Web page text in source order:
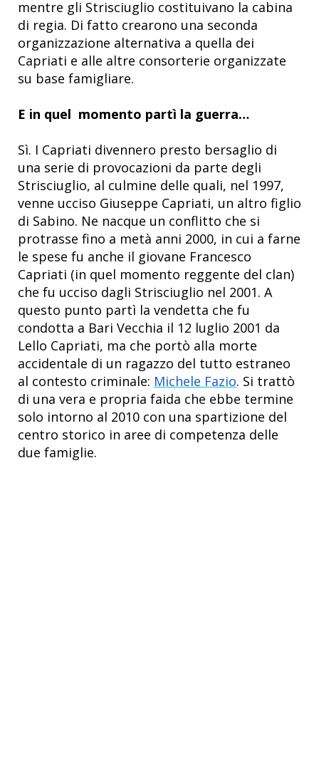
mentre gli Strisciuglio costituivano la cabina
di regia. Di fatto crearono una seconda
organizzazione alternativa a quella dei
Capriati e alle altre consorterie organizzate
su base famigliare.
E in quel momento partì la guerra…
Sì. I Capriati divennero presto bersaglio di
una serie di provocazioni da parte degli
Strisciuglio, al culmine delle quali, nel 1997,
venne ucciso Giuseppe Capriati, un altro figlio
di Sabino. Ne nacque un conflitto che si
protrasse fino a metà anni 2000, in cui a farne
le spese fu anche il giovane Francesco
Capriati (in quel momento reggente del clan)
che fu ucciso dagli Strisciuglio nel 2001. A
questo punto partì la vendetta che fu
condotta a Bari Vecchia il 12 luglio 2001 da
Lello Capriati, ma che portò alla morte
accidentale di un ragazzo del tutto estraneo
al contesto criminale: Michele Fazio. Si trattò
di una vera e propria faida che ebbe termine
solo intorno al 2010 con una spartizione del
centro storico in aree di competenza delle
due famiglie.